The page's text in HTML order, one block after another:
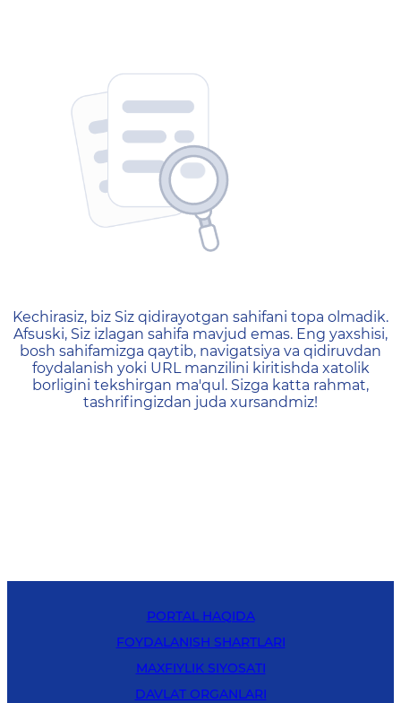
404 — Страница не
Kechirasiz, biz Siz qidirayotgan sahifani topa olmadik.
Afsuski, Siz izlagan sahifa mavjud emas. Eng yaxshisi,
bosh sahifamizga qaytib, navigatsiya va qidiruvdan
foydalanish yoki URL manzilini kiritishda xatolik
borligini tekshirgan ma'qul. Sizga katta rahmat,
tashrifingizdan juda xursandmiz!
PORTAL HAQIDA
FOYDALANISH SHARTLARI
MAXFIYLIK SIYOSATI
DAVLAT ORGANLARI